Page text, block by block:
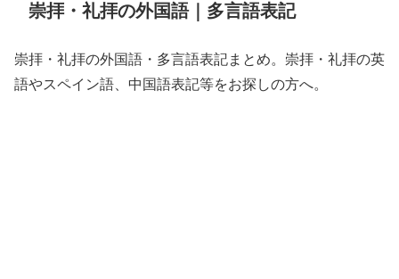
崇拝・礼拝の外国語｜多言語表記
崇拝・礼拝の外国語・多言語表記まとめ。崇拝・礼拝の英
語やスペイン語、中国語表記等をお探しの方へ。